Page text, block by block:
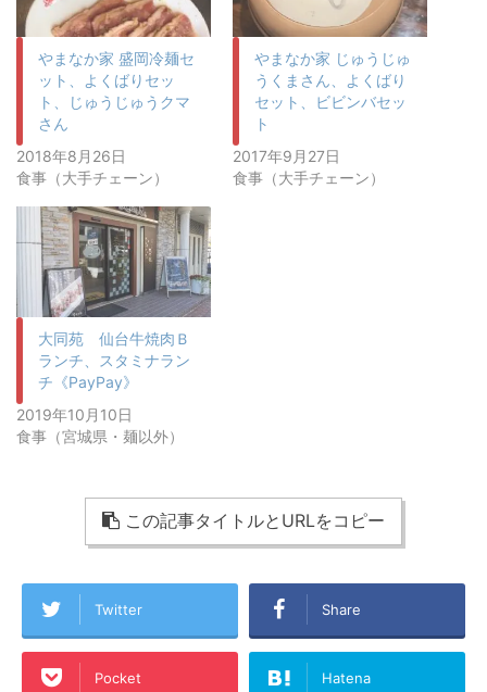
やまなか家 盛岡冷麺セ
ット、よくばりセッ
ト、じゅうじゅうクマ
さん
2018年8月26日
食事（大手チェーン）
やまなか家 じゅうじゅ
うくまさん、よくばり
セット、ビビンバセッ
ト
2017年9月27日
食事（大手チェーン）
大同苑 仙台牛焼肉Ｂ
ランチ、スタミナラン
チ《PayPay》
2019年10月10日
食事（宮城県・麺以外）
この記事タイトルとURLをコピー
Twitter Share
Pocket Hatena